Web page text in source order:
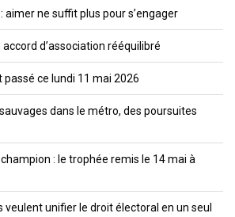
aimer ne suffit plus pour s’engager
accord d’association rééquilibré
passé ce lundi 11 mai 2026
dans le métro, des poursuites
: le trophée remis le 14 mai à
veulent unifier le droit électoral en un seul